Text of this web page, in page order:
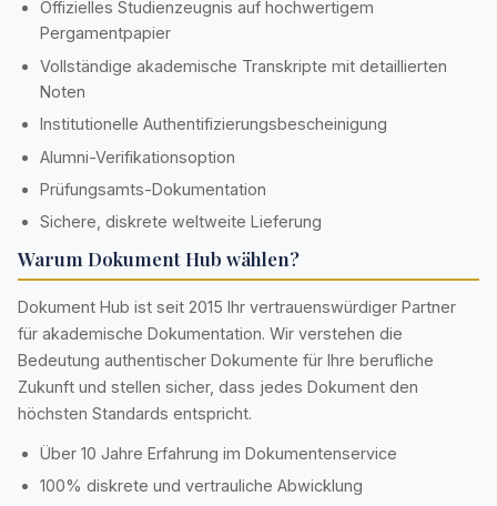
Offizielles Studienzeugnis auf hochwertigem
Pergamentpapier
Vollständige akademische Transkripte mit detaillierten
Noten
Institutionelle Authentifizierungsbescheinigung
Alumni-Verifikationsoption
Prüfungsamts-Dokumentation
Sichere, diskrete weltweite Lieferung
Warum Dokument Hub wählen?
Dokument Hub ist seit 2015 Ihr vertrauenswürdiger Partner
für akademische Dokumentation. Wir verstehen die
Bedeutung authentischer Dokumente für Ihre berufliche
Zukunft und stellen sicher, dass jedes Dokument den
höchsten Standards entspricht.
Über 10 Jahre Erfahrung im Dokumentenservice
100% diskrete und vertrauliche Abwicklung